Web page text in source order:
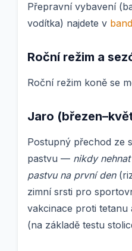
Přepravní vybavení
vodítka) najdete v
Roční režim a
Roční režim koně se
Jaro
Postupný přechod ze
pastvu — nikdy
pastvu na první den
zimní srsti pro
vakcinace proti
(na základě testu